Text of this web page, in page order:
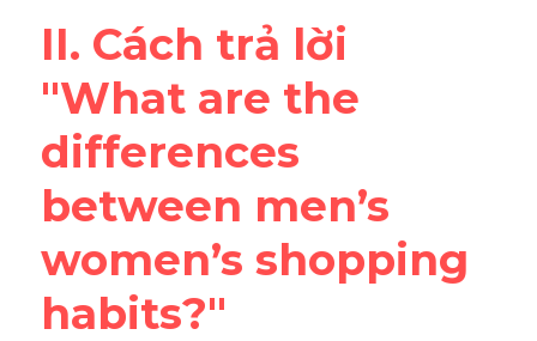
II. Cách trả lời
"What are the
differences
between men’s
women’s shopping
habits?"